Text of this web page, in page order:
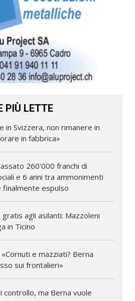
PIÙ LETTE
in Svizzera, non rimanere in
in fabbrica»
260'000 franchi di
e 6 anni tra ammonimenti
finalmente espulso
agli asilanti: Mazzoleni
in Ticino
e mazziati? Berna
sui frontalieri»
controllo, ma Berna vuole